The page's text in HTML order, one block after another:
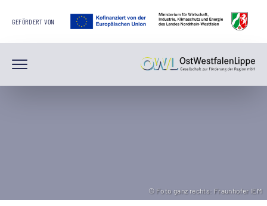
GEFÖRDERT VON
© Foto ganz rechts: Fraunhofer IEM
© Foto ganz rechts: Fraunhofer IEM
© Foto ganz rechts: Fraunhofer IEM